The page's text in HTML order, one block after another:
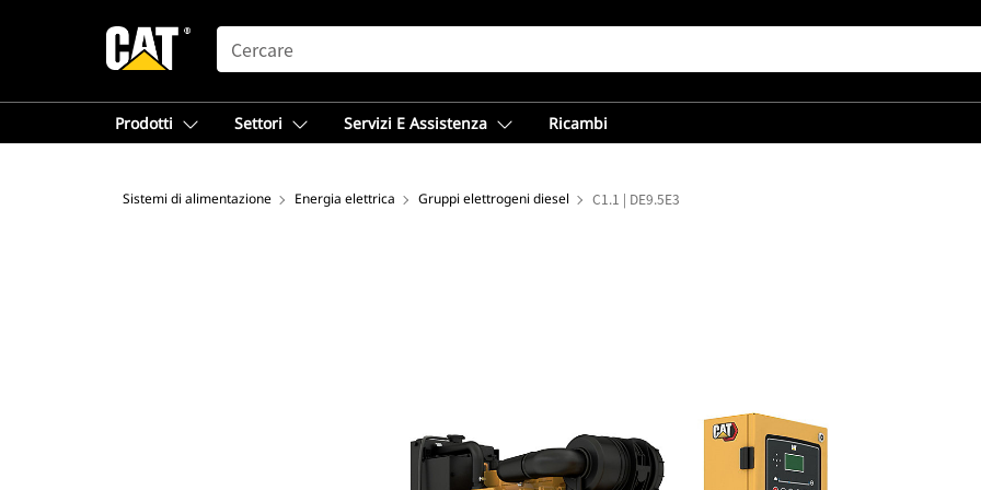
SEARCH
Prodotti Settori Servizi E Assistenza Ricambi
Sistemi di alimentazione Energia elettrica Gruppi elettrogeni diesel C1.1 | DE9.5E3